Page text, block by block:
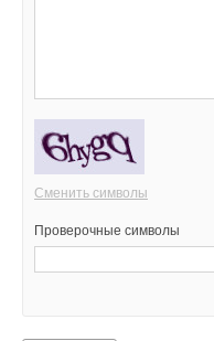
Сменить символы
Проверочные символы